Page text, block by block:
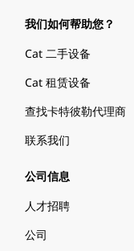
我们如何帮助您？
Cat 二手设备
Cat 租赁设备
查找卡特彼勒代理商
联系我们
公司信息
人才招聘
公司